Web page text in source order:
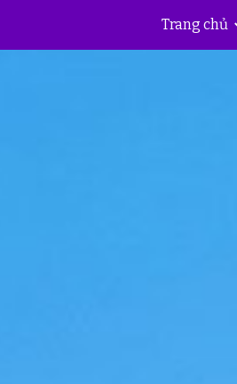
Skip to main contentTrang chủ